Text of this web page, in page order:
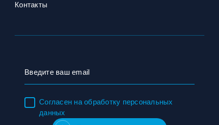
Контакты
Согласен на обработку персональных
данных